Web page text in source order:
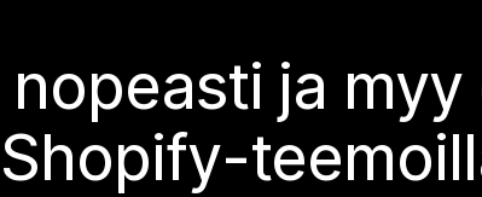
nopeasti ja
Shopify-